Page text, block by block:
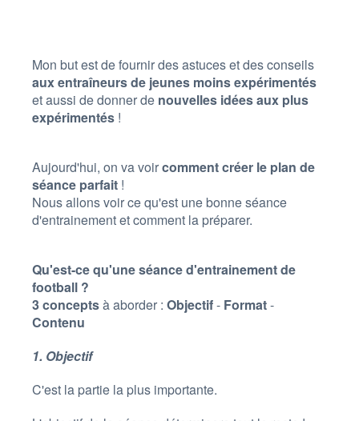
Mon but est de fournir des astuces et des conseils
aux entraîneurs de jeunes moins expérimentés
et aussi de donner de nouvelles idées aux plus
expérimentés !
Aujourd'hui, on va voircomment créer le plan de
séance parfait !
Nous allons voir ce qu'est une bonne séance
d'entrainement et comment la préparer.
Qu'est-ce qu'une séance d'entrainement de
football ?
3 conceptsà aborder : Objectif- Format-
Contenu
1. Objectif
C'est la partie la plus importante.